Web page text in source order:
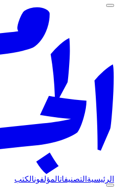
الرئيسية التصنيفاتالمؤلفونالكتب